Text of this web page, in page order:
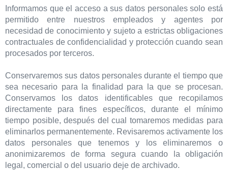
Informamos que el acceso a sus datos personales solo está
permitido entre nuestros empleados y agentes por
necesidad de conocimiento y sujeto a estrictas obligaciones
contractuales de confidencialidad y protección cuando sean
procesados ​​por terceros.
Conservaremos sus datos personales durante el tiempo que
sea necesario para la finalidad para la que se procesan.
Conservamos los datos identificables que recopilamos
directamente para fines específicos, durante el mínimo
tiempo posible, después del cual tomaremos medidas para
eliminarlos permanentemente. Revisaremos activamente los
datos personales que tenemos y los eliminaremos o
anonimizaremos de forma segura cuando la obligación
legal, comercial o del usuario deje de archivado.